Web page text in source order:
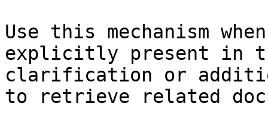
Use this mechanism
explicitly present in
clarification or